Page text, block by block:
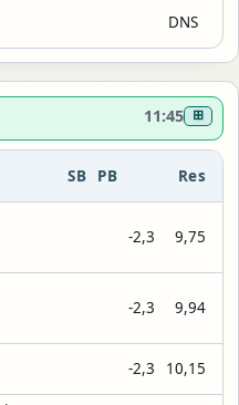
DNS
11:45 ⊞
SB PB Res
-2,3 9,75
-2,3 9,94
-2,3 10,15